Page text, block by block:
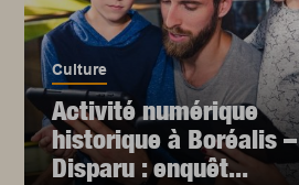
Culture
Activité numérique
historique à Boréalis –
Disparu : enquêt...